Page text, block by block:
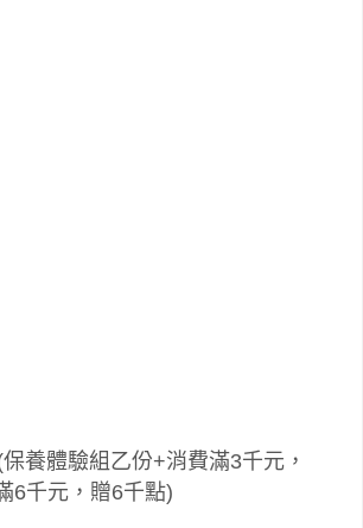
養體驗組乙份+消費滿3千元，
6千元，贈6千點)